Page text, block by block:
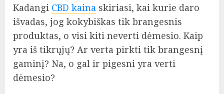
Kadangi CBD kaina skiriasi, kai kurie daro
išvadas, jog kokybiškas tik brangesnis
produktas, o visi kiti neverti dėmesio. Kaip
yra iš tikrųjų? Ar verta pirkti tik brangesnį
gaminį? Na, o gal ir pigesni yra verti
dėmesio?